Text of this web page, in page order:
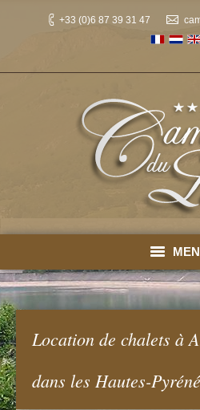
+33 (0)6 87 39 31 47
Accueil
Emplacements
Location de chalets à
dans les Hautes-